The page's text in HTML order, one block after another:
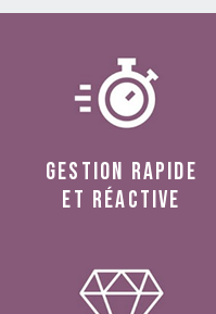
Gestion rapide
et réactive